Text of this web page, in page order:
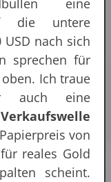
eine
die untere
nach sich
sprechen für
Ich traue
auch eine
von
reales Gold
scheint.